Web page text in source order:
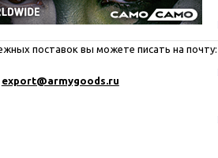
поставок вы можете писать на почту:
export@armygoods.ru